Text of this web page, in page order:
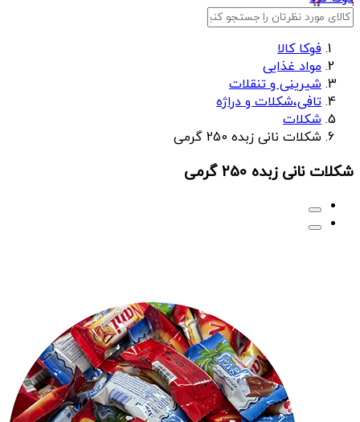
فوکا کالا
مواد غذایی
شیرینی و تنقلات
تافی،شکلات و دراژه
شکلات
شکلات نانی زبده 250 گرمی
شکلات نانی زبده 250 گرمی